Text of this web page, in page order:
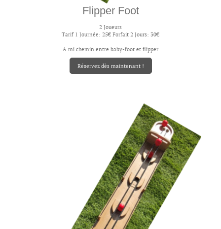
Flipper Foot
2 Joueurs
Tarif 1 Journée: 25€ Forfait 2 Jours: 30€
A mi chemin entre baby-foot et flipper
Réservez dès maintenant !